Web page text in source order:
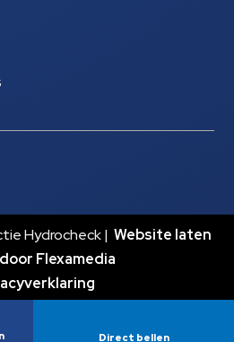
Hydrocheck | Website laten
Flexamedia
Direct bellen